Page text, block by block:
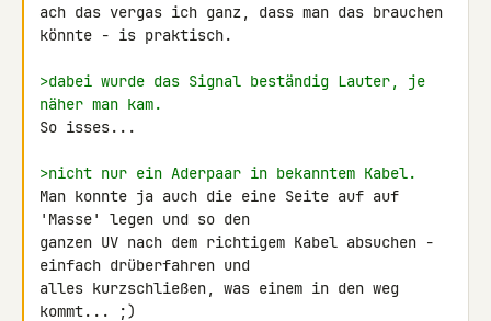
ach das vergas ich ganz, dass man das brauchen
könnte - is praktisch.
>dabei wurde das Signal beständig Lauter, je
näher man kam.
So isses...
>nicht nur ein Aderpaar in bekanntem Kabel.
Man konnte ja auch die eine Seite auf auf
'Masse' legen und so den
ganzen UV nach dem richtigem Kabel absuchen -
einfach drüberfahren und
alles kurzschließen, was einem in den weg
kommt... ;)